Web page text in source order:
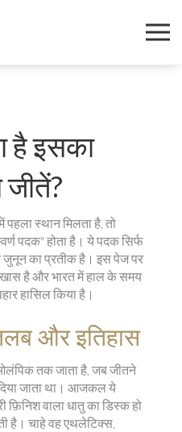
है इसका
पहला स्थान मिलता है, तो
पदक" होता है। ये पदक सिर्फ
जुनून का प्रतीक है। इस पेज पर
खास है और भारत में हाल के समय
हासिल किया है।
और इतिहास
तक जाता है, जब जीतने
जाता था। आजकल ये
फ़िनिश वाला धातु का डिस्क हो
है। चाहे वह एथलेटिक्स,